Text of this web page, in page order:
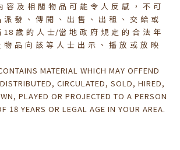
容 及 相 關 物 品 可 能 令 人 反 感 ， 不 可
派 發 、 傳 閱 、 出 售 、 出 租 、 交 給 或
18 歲 的 人 士/當 地 政 府 規 定 的 合 法 年
物 品 向 該 等 人 士 出 示 、 播 放 或 放 映
MATERIAL WHICH MAY OFFEND
CIRCULATED, SOLD, HIRED,
PLAYED OR PROJECTED TO A PERSON
18 YEARS OR LEGAL AGE IN YOUR AREA.